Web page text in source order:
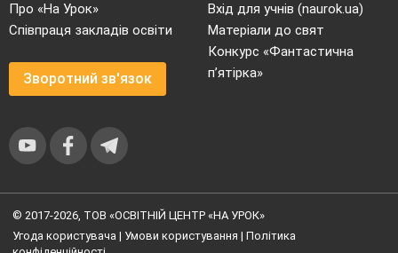
Про «На Урок»
Співпраця закладів освіти
Зворотний зв'язок
Вхід для учнів (naurok.ua)
Матеріали до свят
Конкурс «Фантастична
п’ятірка»
© 2017-2026, ТОВ «ОСВІТНІЙ ЦЕНТР «НА УРОК»
Угода користувача | Умови користування | Політика